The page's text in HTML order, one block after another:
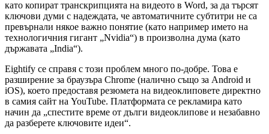
като копират транскрипцията на видеото в Word, за да търсят
ключови думи с надеждата, че автоматичните субтитри не са
превърнали някое важно понятие (като например името на
технологичния гигант „Nvidia“) в произволна дума (като
държавата „India“).
Eightify се справя с този проблем много по-добре. Това е
разширение за браузъра Chrome (налично също за Android и
iOS), което предоставя резюмета на видеоклиповете директно
в самия сайт на YouTube. Платформата се рекламира като
начин да „спестите време от дълги видеоклипове и незабавно
да разберете ключовите идеи“.